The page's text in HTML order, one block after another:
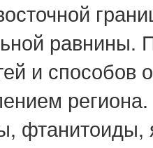
равнины.
и способов